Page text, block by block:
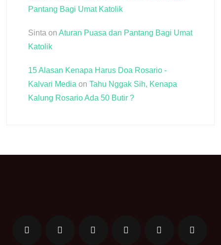
Pantang Bagi Umat Katolik
Sinta on Aturan Puasa dan Pantang Bagi Umat
Katolik
15 Alasan Kenapa Harus Doa Rosario -
Kalvari Media on Tahu Nggak Sih, Kenapa
Kalung Rosario Ada 50 Butir ?